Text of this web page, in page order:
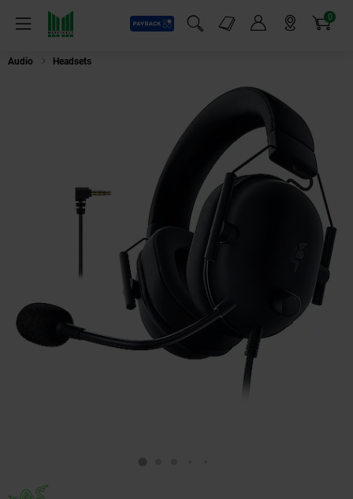
Menü
Payback
Suchfeld einblenden
Markt-Angebote 0
Artikel
Audio Headsets